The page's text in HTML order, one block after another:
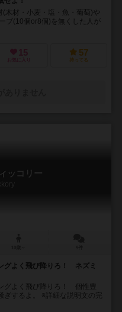
木材・小麦・塩・魚・葡萄)や
ブ(10個or8個)を無くした人が
15
お気に入り
57
持ってる
ッコリー
グよく飛び降りろ！ ネズミ
グよく飛び降りろ！ 個性豊
ぎするよ。 ※詳細な説明文の完